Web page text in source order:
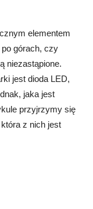
elementem
górach, czy
niezastąpione.
jest dioda LED,
jaka jest
przyjrzymy się
z nich jest